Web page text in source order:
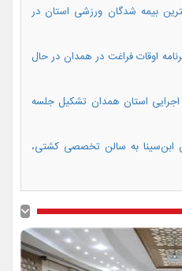
بیمه شدگان ورزشی استان در
اوقات فراغت در همدان در حال
اجرایی استان همدان تشکیل جلسه
ابن‌سینا به سالن تخصصی کشتی،